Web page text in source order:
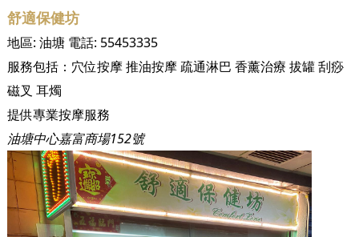
舒適保健坊
地區: 油塘電話: 55453335
服務包括： 穴位按摩推油按摩疏通淋巴 香薰治療 拔罐刮痧
磁叉 耳燭
提供專業按摩服務
油塘中心嘉富商場152號